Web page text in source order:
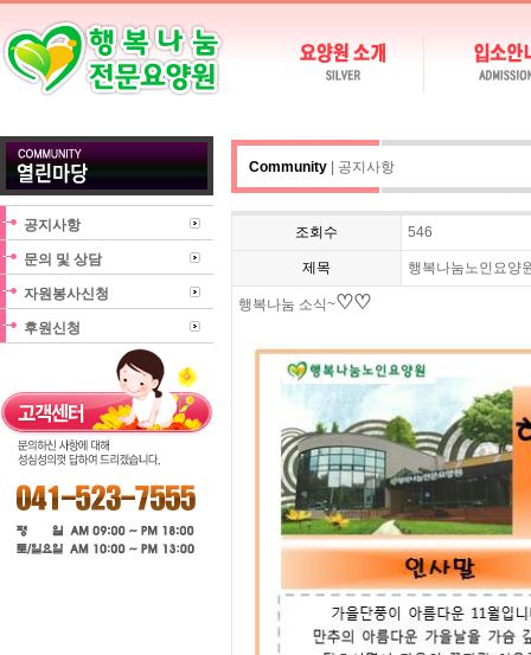
공지사항
문의 및 상담
자원봉사신청
후원신청
Community | 공지사항
조회수 546
제목 행복나눔노인요양
행복나눔 소식~♡♡